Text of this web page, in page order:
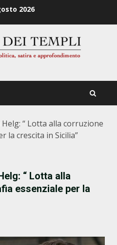
2026
“ Lotta alla corruzione
la crescita in Sicilia”
“ Lotta alla
essenziale per la